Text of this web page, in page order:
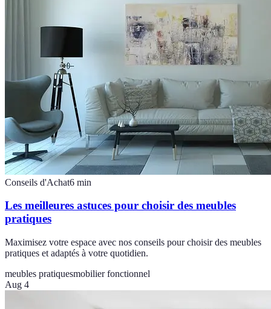
Conseils d'Achat6 min
Les meilleures astuces pour choisir des meubles
pratiques
Maximisez votre espace avec nos conseils pour choisir des meubles
pratiques et adaptés à votre quotidien.
meubles pratiquesmobilier fonctionnel
Aug 4